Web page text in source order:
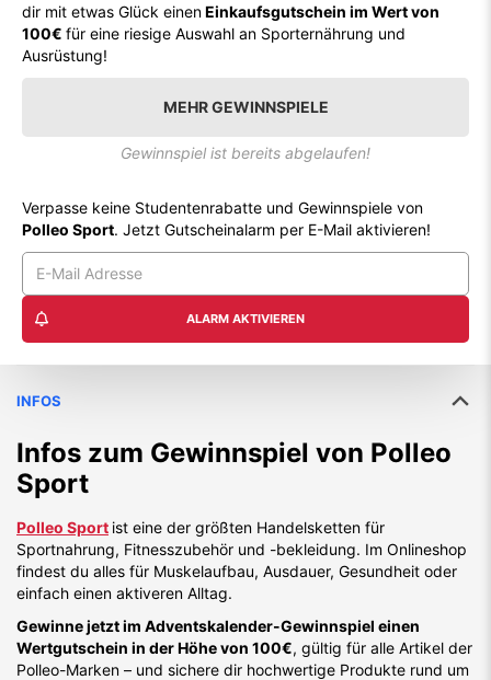
dir mit etwas Glück einenEinkaufsgutschein im Wert von
100€ für eine riesige Auswahl an Sporternährung und
Ausrüstung!
MEHR GEWINNSPIELE
Gewinnspiel ist bereits abgelaufen!
Verpasse keine Studentenrabatte und Gewinnspiele von
Polleo Sport. Jetzt Gutscheinalarm per E-Mail aktivieren!
ALARM AKTIVIEREN
INFOS
Infos zum Gewinnspiel von Polleo
Sport
Polleo Sport ist eine der größten Handelsketten für
Sportnahrung, Fitnesszubehör und -bekleidung. Im Onlineshop
findest du alles für Muskelaufbau, Ausdauer, Gesundheit oder
einfach einen aktiveren Alltag.
Gewinne jetzt im Adventskalender-Gewinnspiel einen
Wertgutschein in der Höhe von 100€, gültig für alle Artikel der
Polleo-Marken – und sichere dir hochwertige Produkte rund um